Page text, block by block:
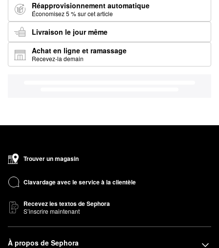
Réapprovisionnement automatique
Économisez 5 % sur cet article
Livraison le jour même
Achat en ligne et ramassage
Recevez-la demain
Trouver un magasin
Clavardage avec le service à la clientèle
Recevez les textos de Sephora
S’inscrire maintenant
À propos de Sephora